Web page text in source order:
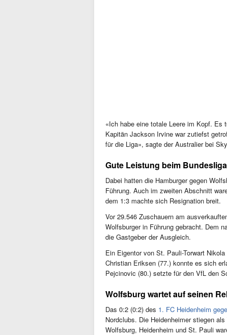
«Ich habe eine totale Leere im Kopf.
Kapitän Jackson Irvine war zutiefst
für die Liga», sagte der Australier bei
Gute Leistung beim
Dabei hatten die Hamburger gegen
Führung. Auch im zweiten Abschnitt
dem 1:3 machte sich Resignation breit.
Vor 29.546 Zuschauern am
Wolfsburger in Führung gebracht. Dem
die Gastgeber der Ausgleich.
Ein Eigentor von St. Pauli-Torwart
Christian Eriksen (77.) konnte es sich
Pejcinovic (80.) setzte für den VfL den
Wolfsburg wartet auf seinen
Das 0:2 (0:2) des 1. FC Heidenheim
Nordclubs. Die Heidenheimer stiegen
Wolfsburg, Heidenheim und St. Pauli